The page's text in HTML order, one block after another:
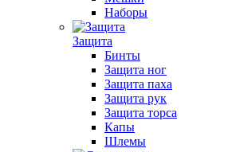
Наборы
Защита
Бинты
Защита ног
Защита паха
Защита рук
Защита торса
Капы
Шлемы